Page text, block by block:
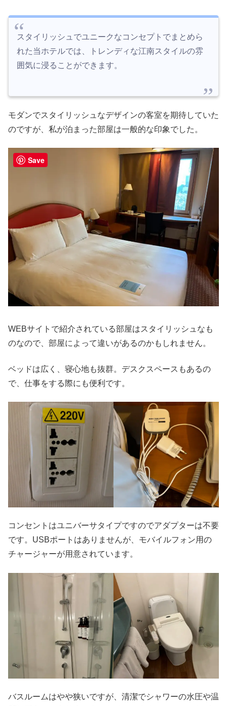
スタイリッシュでユニークなコンセプトでまとめら
れた当ホテルでは、トレンディな江南スタイルの雰
囲気に浸ることができます。
モダンでスタイリッシュなデザインの客室を期待していた
のですが、私が泊まった部屋は一般的な印象でした。
WEBサイトで紹介されている部屋はスタイリッシュなも
のなので、部屋によって違いがあるのかもしれません。
ベッドは広く、寝心地も抜群。デスクスペースもあるの
で、仕事をする際にも便利です。
コンセントはユニバーサタイプですのでアダプターは不要
です。USBポートはありませんが、モバイルフォン用の
チャージャーが用意されています。
バスルームはやや狭いですが、清潔でシャワーの水圧や温
Save